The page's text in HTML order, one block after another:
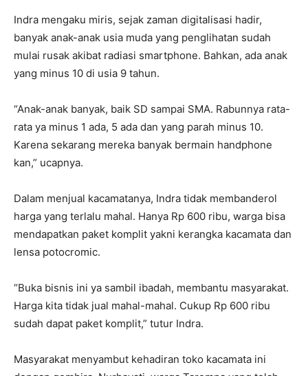
Indra mengaku miris, sejak zaman digitalisasi hadir,
banyak anak-anak usia muda yang penglihatan sudah
mulai rusak akibat radiasi smartphone. Bahkan, ada anak
yang minus 10 di usia 9 tahun.
“Anak-anak banyak, baik SD sampai SMA. Rabunnya rata-
rata ya minus 1 ada, 5 ada dan yang parah minus 10.
Karena sekarang mereka banyak bermain handphone
kan,” ucapnya.
Dalam menjual kacamatanya, Indra tidak membanderol
harga yang terlalu mahal. Hanya Rp 600 ribu, warga bisa
mendapatkan paket komplit yakni kerangka kacamata dan
lensa potocromic.
“Buka bisnis ini ya sambil ibadah, membantu masyarakat.
Harga kita tidak jual mahal-mahal. Cukup Rp 600 ribu
sudah dapat paket komplit,” tutur Indra.
Masyarakat menyambut kehadiran toko kacamata ini